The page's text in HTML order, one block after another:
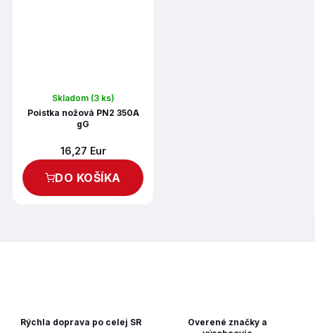
Skladom (3 ks)
Poistka nožová PN2 350A
gG
16,27 Eur
DO KOŠÍKA
Overené značky a
Rýchla doprava po celej SR